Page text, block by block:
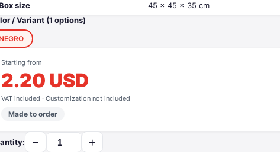
size
45 x 45 x 35 cm
/ Variant (1 options)
Starting from
2.20 USD
VAT included · Customization not included
Made to order
− +